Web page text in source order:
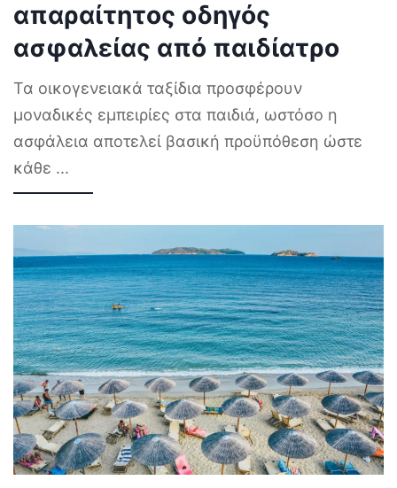
απαραίτητος οδηγός
ασφαλείας από παιδίατρο
Τα οικογενειακά ταξίδια προσφέρουν
μοναδικές εμπειρίες στα παιδιά, ωστόσο η
ασφάλεια αποτελεί βασική προϋπόθεση ώστε
κάθε ...